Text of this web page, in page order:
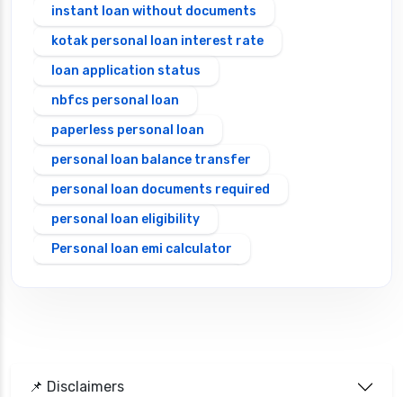
instant loan without documents
kotak personal loan interest rate
loan application status
nbfcs personal loan
paperless personal loan
personal loan balance transfer
personal loan documents required
personal loan eligibility
Personal loan emi calculator
finance
📌 Disclaimers